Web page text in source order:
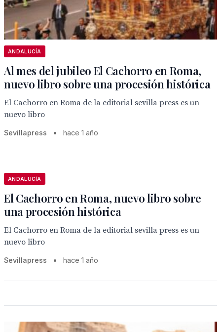
ANDALUCÍA
Al mes del jubileo El Cachorro en Roma,
nuevo libro sobre una procesión histórica
El Cachorro en Roma de la editorial sevilla press es un
nuevo libro
Sevillapress • hace 1 año
ANDALUCÍA
El Cachorro en Roma, nuevo libro sobre
una procesión histórica
El Cachorro en Roma de la editorial sevilla press es un
nuevo libro
Sevillapress • hace 1 año